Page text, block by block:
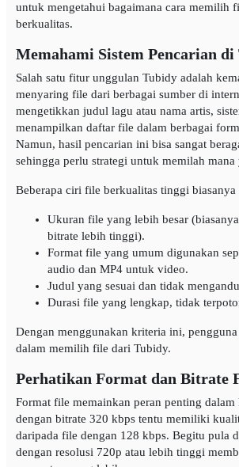
untuk mengetahui bagaimana cara memilih
berkualitas.
Memahami Sistem Pencarian di
Salah satu fitur unggulan Tubidy adalah
menyaring file dari berbagai sumber di
mengetikkan judul lagu atau nama artis,
menampilkan daftar file dalam berbagai
Namun, hasil pencarian ini bisa sangat
sehingga perlu strategi untuk memilah mana
Beberapa ciri file berkualitas tinggi
Ukuran file yang lebih besar
bitrate lebih tinggi).
Format file yang umum digunakan
audio dan MP4 untuk video.
Judul yang sesuai dan tidak
Durasi file yang lengkap, tidak
Dengan menggunakan kriteria ini,
dalam memilih file dari Tubidy.
Perhatikan Format dan Bitrate
Format file memainkan peran penting dalam
dengan bitrate 320 kbps tentu memiliki
daripada file dengan 128 kbps. Begitu pula
dengan resolusi 720p atau lebih tinggi